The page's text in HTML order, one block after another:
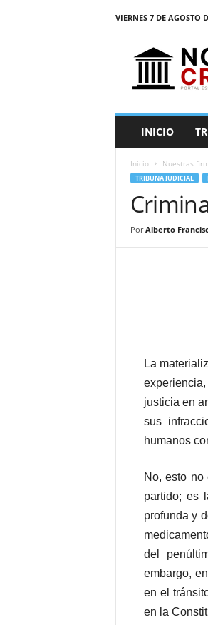
VIERNES 7 DE AGOSTO
INICIO
Inicio Nuestras
TRIBUNA JUDICIAL
Por Alberto
La
justicia en
sus
humanos
No, esto no
partido; es
profunda y
del
embargo,
en el
en la